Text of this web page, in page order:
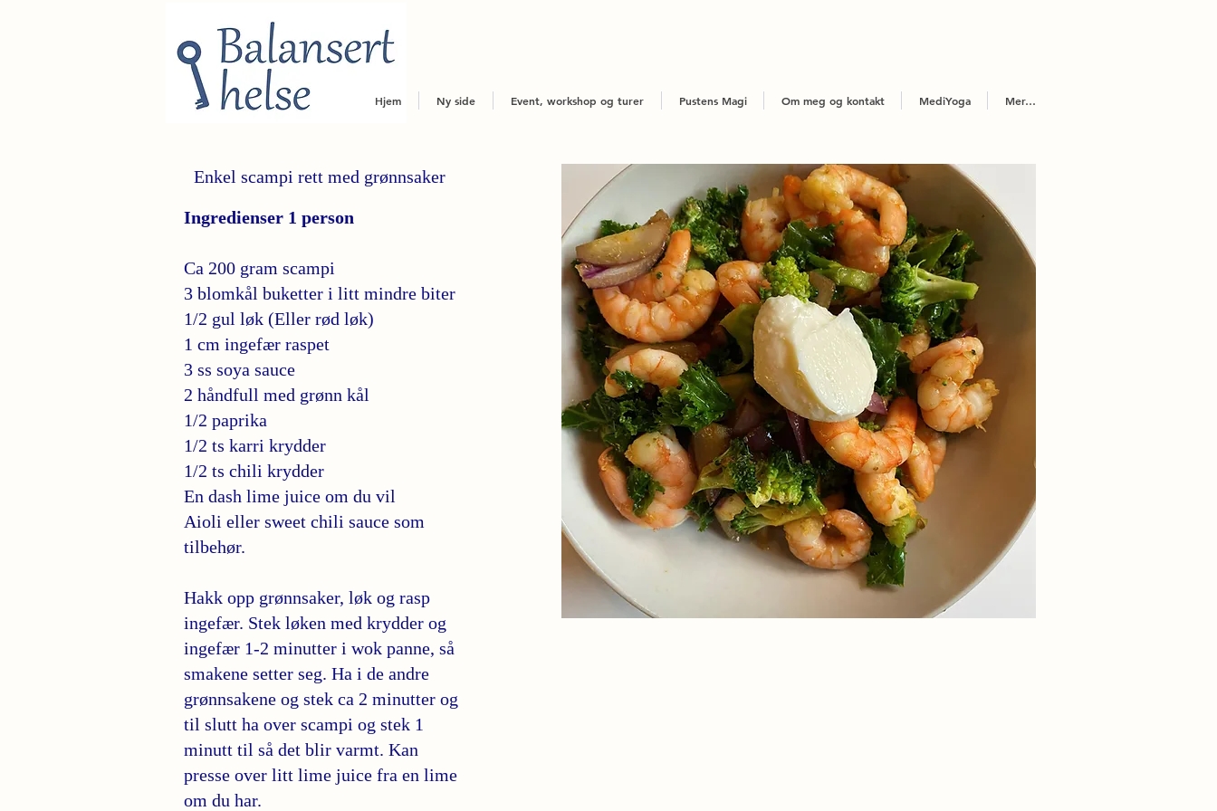
Hjem Ny side Event, workshop og turer Pustens Magi Om meg og kontakt MediYoga Mer…
Enkel scampi rett med grønnsaker
Ingredienser 1 person
Ca 200 gram scampi
3 blomkål buketter i litt mindre biter
1/2 gul løk (Eller rød løk)
1 cm ingefær raspet
3 ss soya sauce
2 håndfull med grønn kål
1/2 paprika
1/2 ts karri krydder
1/2 ts chili krydder
En dash lime juice om du vil
Aioli eller sweet chili sauce som
tilbehør.
Hakk opp grønnsaker, løk og rasp
ingefær. Stek løken med krydder og
ingefær 1-2 minutter i wok panne, så
smakene setter seg. Ha i de andre
grønnsakene og stek ca 2 minutter og
til slutt ha over scampi og stek 1
minutt til så det blir varmt. Kan
presse over litt lime juice fra en lime
om du har.